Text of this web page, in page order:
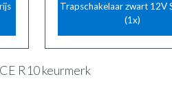
Trapschakelaar zwart 12V
(1x)
R10 keurmerk